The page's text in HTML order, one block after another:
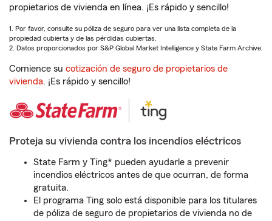
propietarios de vivienda en línea. ¡Es rápido y sencillo!
1. Por favor, consulte su póliza de seguro para ver una lista completa de la
propiedad cubierta y de las pérdidas cubiertas.
2. Datos proporcionados por S&P Global Market Intelligence y State Farm Archive.
Comience su cotización de seguro de propietarios de
vivienda. ¡Es rápido y sencillo!
Proteja su vivienda contra los incendios eléctricos
State Farm y Ting* pueden ayudarle a prevenir
incendios eléctricos antes de que ocurran, de forma
gratuita.
El programa Ting solo está disponible para los titulares
de póliza de seguro de propietarios de vivienda no de